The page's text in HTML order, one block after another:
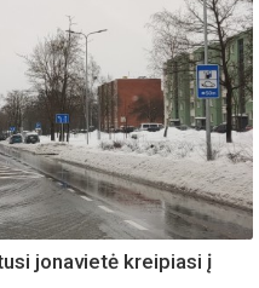
jonavietė kreipiasi į